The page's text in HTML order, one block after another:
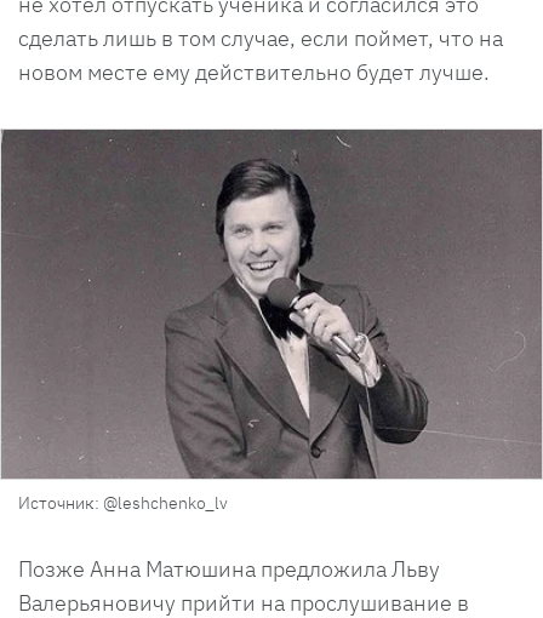
сделать лишь в том случае, если поймет, что на
новом месте ему действительно будет лучше.
Источник: @leshchenko_lv
Позже Анна Матюшина предложила Льву
Валерьяновичу прийти на прослушивание в